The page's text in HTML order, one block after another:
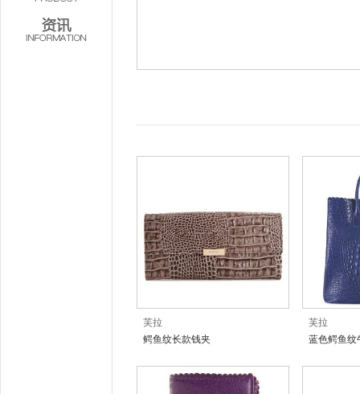
芙拉
鳄鱼纹长款钱夹
芙拉
蓝色鳄鱼纹